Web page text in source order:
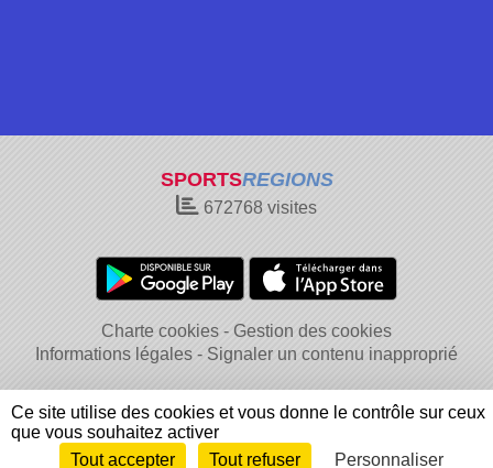
SPORTSREGIONS
672768 visites
Charte cookies
Gestion des cookies
Informations légales
Signaler un contenu inapproprié
Envie de participer ? Connexion
Ce site utilise des cookies et vous donne le contrôle sur ceux
que vous souhaitez activer
Tout accepter
Tout refuser Personnaliser